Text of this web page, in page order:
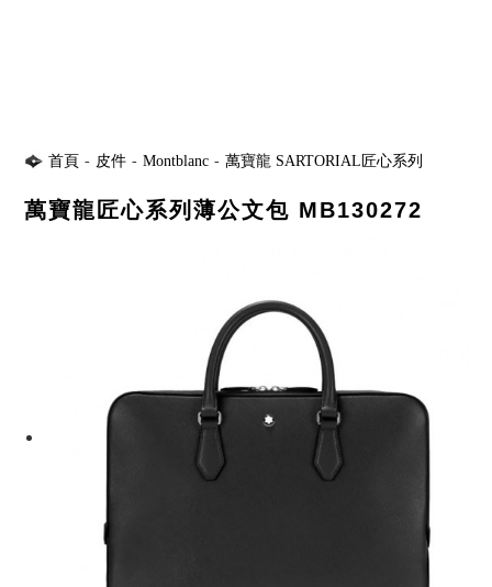
首頁 - 皮件 - Montblanc - 萬寶龍 SARTORIAL匠心系列
萬寶龍匠心系列薄公文包 MB130272